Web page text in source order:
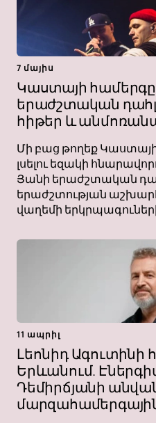
7 մայիս
Կաստայի
երաժշտական
հիթեր և
Մի բաց թողեք
լսելու եզակի
Յանի երաժշտական
երաժշտության
վաղեմի
11 ապրիլ
Լեոնիդ Ագուտինի
Երևանում.
Դեմիրճյանի